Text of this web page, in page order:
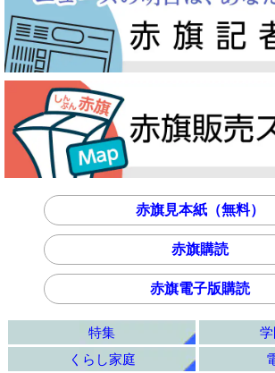
赤旗見本紙（無料）
赤旗購読
赤旗電子版購読
特集
くらし家庭